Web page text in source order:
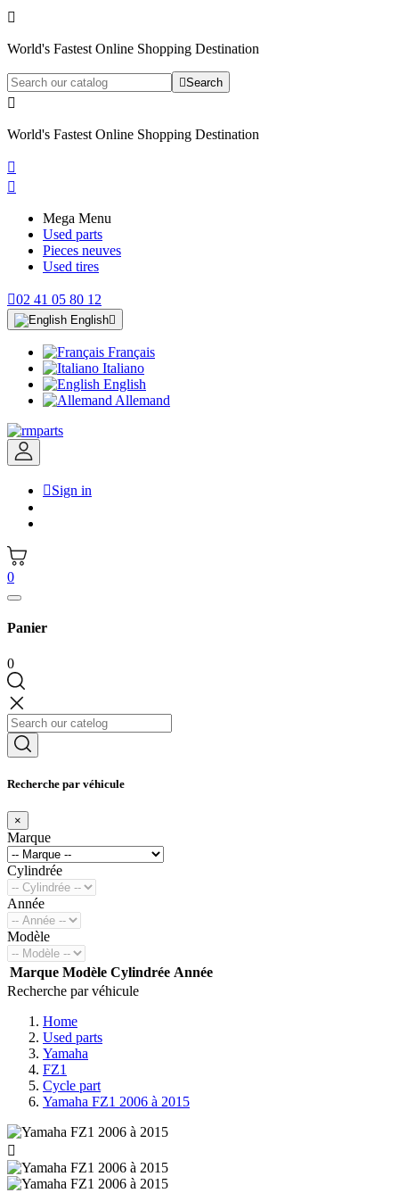

World's Fastest Online Shopping Destination
Search

World's Fastest Online Shopping Destination


Mega Menu
Used parts
Pieces neuves
Used tires
02 41 05 80 12
English
Français
Italiano
English
Allemand
Sign in
0
Panier
0
Recherche par véhicule
×
Marque
Cylindrée
Année
Modèle
Marque Modèle Cylindrée Année
Recherche par véhicule
Home
Used parts
Yamaha
FZ1
Cycle part
Yamaha FZ1 2006 à 2015
